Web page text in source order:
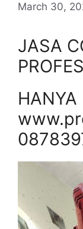
March 30,
JASA
HANYA